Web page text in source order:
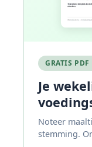
GRATIS
Je
Noteer
stemming.